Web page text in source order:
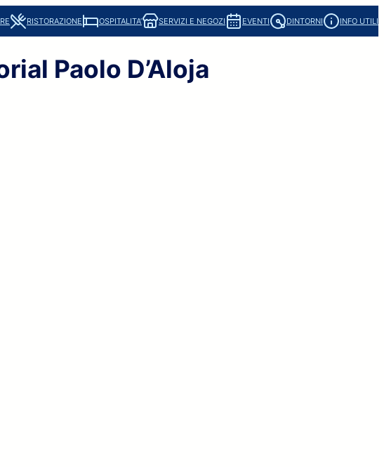
RISTORAZIONE OSPITALITA’ SERVIZI E NEGOZI EVENTI DINTORNI INFO UTILI
Paolo D’Aloja